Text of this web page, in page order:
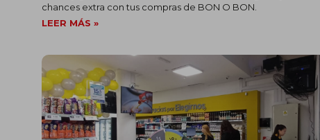
chances extra con tus compras de BON O BON.
LEER MÁS »